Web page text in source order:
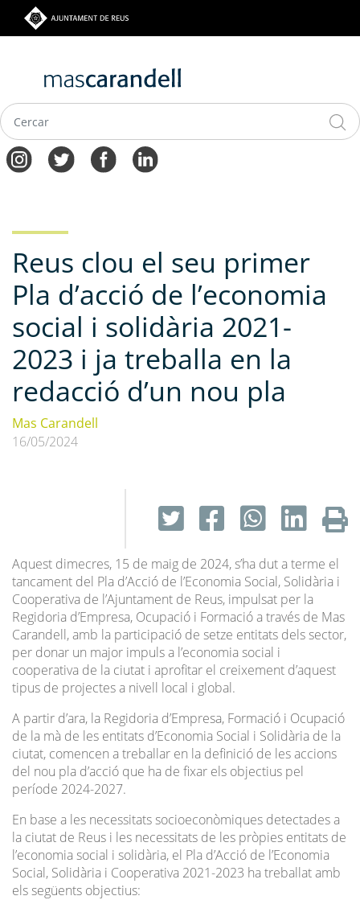
principal
Reus clou el seu primer
Pla d’acció de l’economia
social i solidària 2021-
2023 i ja treballa en la
redacció d’un nou pla
Mas Carandell
16/05/2024
Aquest dimecres, 15 de maig de 2024, s’ha dut a terme el
tancament del Pla d’Acció de l’Economia Social, Solidària i
Cooperativa de l’Ajuntament de Reus, impulsat per la
Regidoria d’Empresa, Ocupació i Formació a través de Mas
Carandell, amb la participació de setze entitats dels sector,
per donar un major impuls a l’economia social i
cooperativa de la ciutat i aprofitar el creixement d’aquest
tipus de projectes a nivell local i global.
A partir d’ara, la Regidoria d’Empresa, Formació i Ocupació
de la mà de les entitats d’Economia Social i Solidària de la
ciutat, comencen a treballar en la definició de les accions
del nou pla d’acció que ha de fixar els objectius pel
període 2024-2027.
En base a les necessitats socioeconòmiques detectades a
la ciutat de Reus i les necessitats de les pròpies entitats de
l’economia social i solidària, el Pla d’Acció de l’Economia
Social, Solidària i Cooperativa 2021-2023 ha treballat amb
els següents objectius: